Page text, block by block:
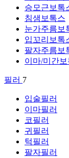
승모근보톡
침샘보톡스
눈가주름보
입꼬리보톡
팔자주름보
이마/미간보
필러 7
입술필러
이마필러
코필러
귀필러
턱필러
팔자필러